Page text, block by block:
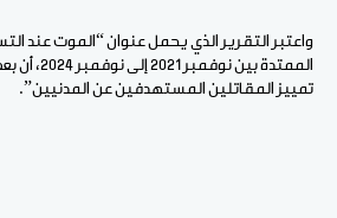
واعتبر التقرير الذي يحمل عنوان “الموت عند
الممتدة بين
تمييز المقاتلين المستهدفين عن المدنيين”.